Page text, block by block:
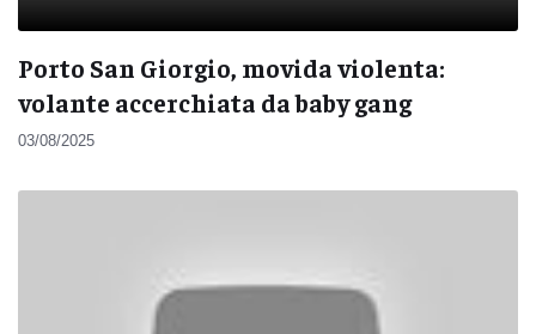
Porto San Giorgio, movida violenta:
volante accerchiata da baby gang
03/08/2025